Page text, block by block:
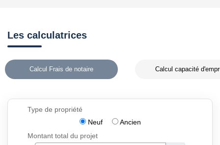
Les calculatrices
Calcul Frais de notaire Calcul capacité